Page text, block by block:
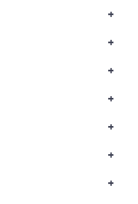
+
+
+
+
+
+
+